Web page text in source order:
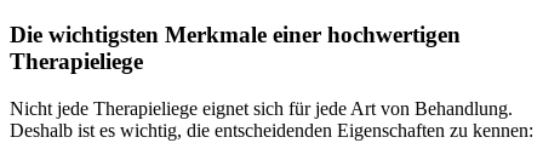
Die wichtigsten Merkmale einer hochwertigen
Therapieliege
Nicht jede Therapieliege eignet sich für jede Art von Behandlung.
Deshalb ist es wichtig, die entscheidenden Eigenschaften zu kennen: